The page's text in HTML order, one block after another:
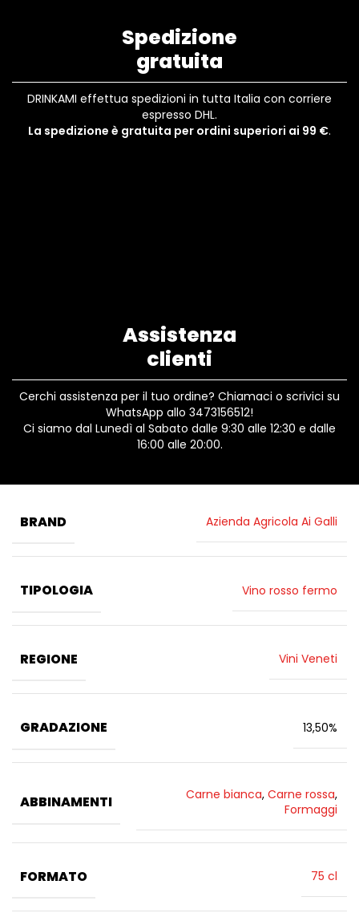
Spedizione
gratuita
DRINKAMI effettua spedizioni in tutta Italia con corriere
espresso DHL.
La spedizione è gratuita per ordini superiori ai 99 €.
Assistenza
clienti
Cerchi assistenza per il tuo ordine? Chiamaci o scrivici su
WhatsApp allo 3473156512!
Ci siamo dal Lunedì al Sabato dalle 9:30 alle 12:30 e dalle
16:00 alle 20:00.
BRAND Azienda Agricola Ai Galli
TIPOLOGIA Vino rosso fermo
REGIONE Vini Veneti
GRADAZIONE 13,50%
ABBINAMENTI Carne bianca, Carne rossa,
Formaggi
FORMATO 75 cl